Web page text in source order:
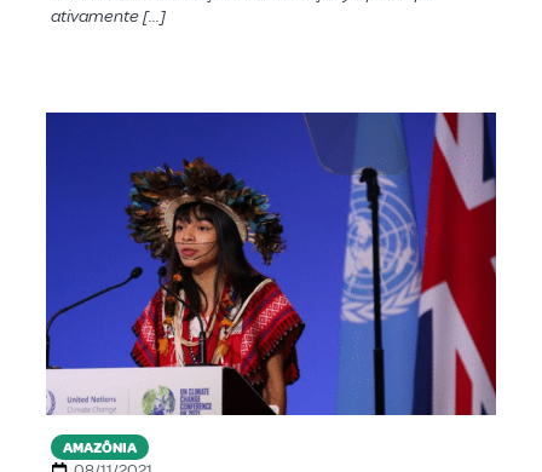
ativamente […]
AMAZÔNIA